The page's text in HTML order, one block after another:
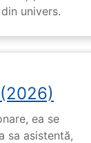
univers.
ea se
sa asistentă,